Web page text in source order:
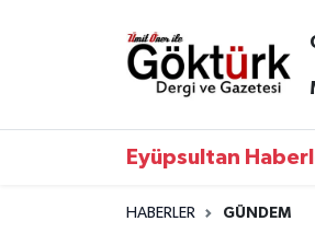
Eyüpsultan
HABERLER GÜNDEM
Anne Çocuk
Eyüpsultan Hava Durumu